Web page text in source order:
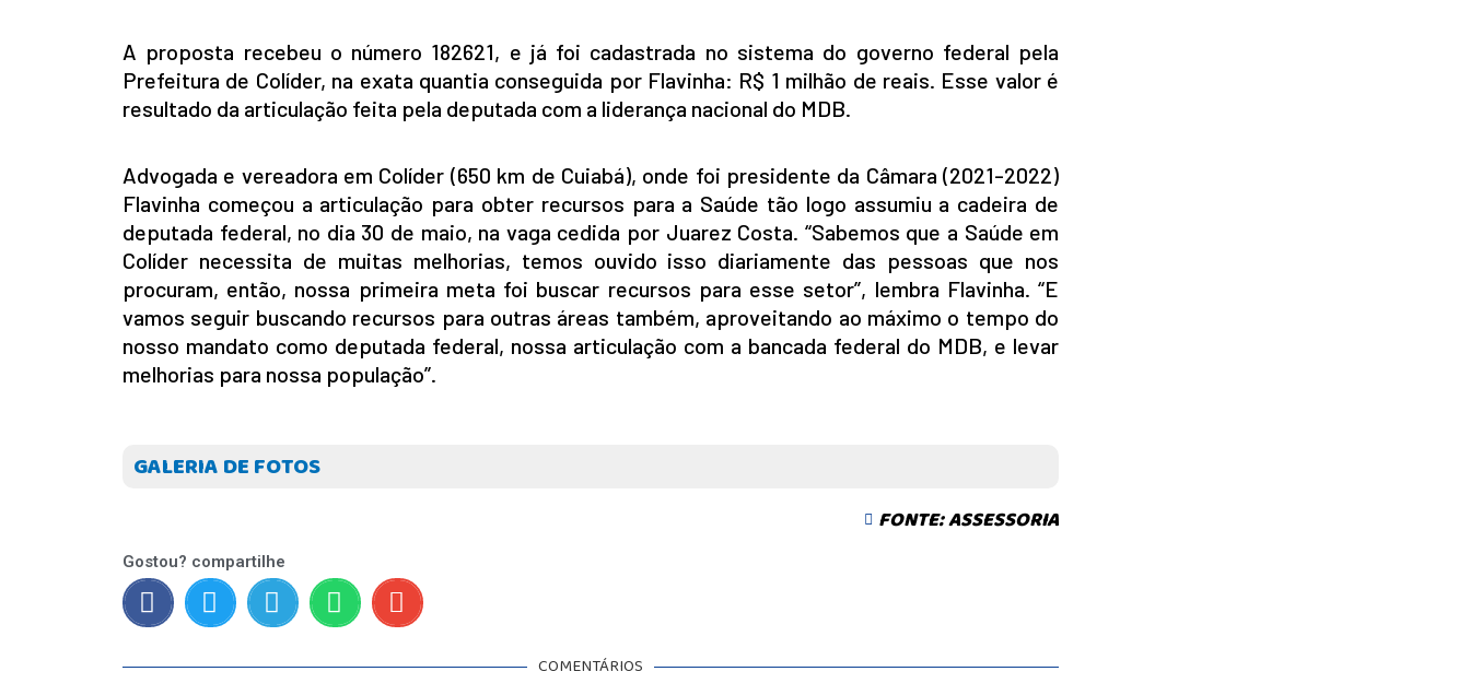
A proposta recebeu o número 182621, e já foi cadastrada no sistema do governo federal pela
Prefeitura de Colíder, na exata quantia conseguida por Flavinha: R$ 1 milhão de reais. Esse valor é
resultado da articulação feita pela deputada com a liderança nacional do MDB.
Advogada e vereadora em Colíder (650 km de Cuiabá), onde foi presidente da Câmara (2021-2022)
Flavinha começou a articulação para obter recursos para a Saúde tão logo assumiu a cadeira de
deputada federal, no dia 30 de maio, na vaga cedida por Juarez Costa. “Sabemos que a Saúde em
Colíder necessita de muitas melhorias, temos ouvido isso diariamente das pessoas que nos
procuram, então, nossa primeira meta foi buscar recursos para esse setor”, lembra Flavinha. “E
vamos seguir buscando recursos para outras áreas também, aproveitando ao máximo o tempo do
nosso mandato como deputada federal, nossa articulação com a bancada federal do MDB, e levar
melhorias para nossa população”.
GALERIA DE FOTOS
FONTE: ASSESSORIA
Gostou? compartilhe
COMENTÁRIOS
ESPORTES
SAÚDE